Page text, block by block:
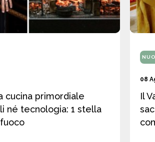
cucina primordiale
né tecnologia: 1 stella
08
Il